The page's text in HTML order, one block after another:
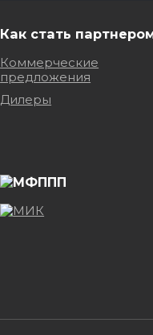
Как стать
Коммерческие
предложения
Дилеры